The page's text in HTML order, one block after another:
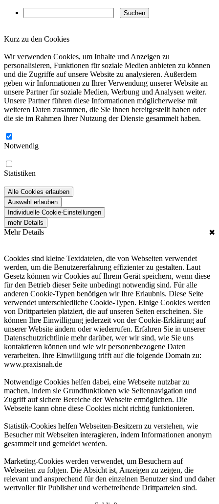
Kurz zu den Cookies
Wir verwenden Cookies, um Inhalte und Anzeigen zu
personalisieren, Funktionen für soziale Medien anbieten zu können
und die Zugriffe auf unsere Website zu analysieren. Außerdem
geben wir Informationen zu Ihrer Verwendung unserer Website an
unsere Partner für soziale Medien, Werbung und Analysen weiter.
Unsere Partner führen diese Informationen möglicherweise mit
weiteren Daten zusammen, die Sie ihnen bereitgestellt haben oder
die sie im Rahmen Ihrer Nutzung der Dienste gesammelt haben.
Notwendig
Statistiken
Alle Cookies erlauben
Auswahl erlauben
Individuelle Cookie-Einstellungen
mehr Details
Mehr Details ✖
Cookies sind kleine Textdateien, die von Webseiten verwendet
werden, um die Benutzererfahrung effizienter zu gestalten. Laut
Gesetz können wir Cookies auf Ihrem Gerät speichern, wenn diese
für den Betrieb dieser Seite unbedingt notwendig sind. Für alle
anderen Cookie-Typen benötigen wir Ihre Erlaubnis. Diese Seite
verwendet unterschiedliche Cookie-Typen. Einige Cookies werden
von Drittparteien platziert, die auf unseren Seiten erscheinen. Sie
können Ihre Einwilligung jederzeit von der Cookie-Erklärung auf
unserer Website ändern oder wiederrufen. Erfahren Sie in unserer
Datenschutzrichtlinie mehr darüber, wer wir sind, wie Sie uns
kontaktieren können und wie wir personenbezogene Daten
verarbeiten. Ihre Einwilligung trifft auf die folgende Domain zu:
www.praxisnah.de
Notwendige Cookies helfen dabei, eine Webseite nutzbar zu
machen, indem sie Grundfunktionen wie Seitennavigation und
Zugriff auf sichere Bereiche der Webseite ermöglichen. Die
Webseite kann ohne diese Cookies nicht richtig funktionieren.
Statistik-Cookies helfen Webseiten-Besitzern zu verstehen, wie
Besucher mit Webseiten interagieren, indem Informationen anonym
gesammelt und gemeldet werden.
Marketing-Cookies werden verwendet, um Besuchern auf
Webseiten zu folgen. Die Absicht ist, Anzeigen zu zeigen, die
relevant und ansprechend für den einzelnen Benutzer sind und daher
wertvoller für Publisher und werbetreibende Drittparteien sind.